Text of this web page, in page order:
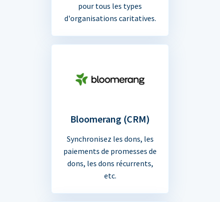
pour tous les types
d'organisations caritatives.
Bloomerang (CRM)
Synchronisez les dons, les
paiements de promesses de
dons, les dons récurrents,
etc.